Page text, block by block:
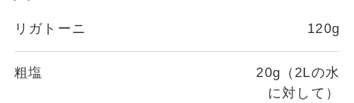
リガトーニ 120g
粗塩
20g（2Lの水
に対して）